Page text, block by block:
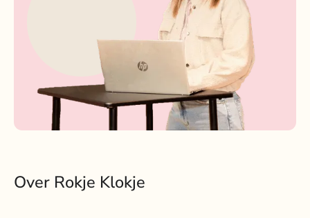
Over Rokje Klokje